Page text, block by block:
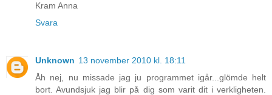
Kram Anna
Svara
Unknown 13 november 2010 kl. 18:11
Åh nej, nu missade jag ju programmet igår...glömde helt
bort. Avundsjuk jag blir på dig som varit dit i verkligheten.